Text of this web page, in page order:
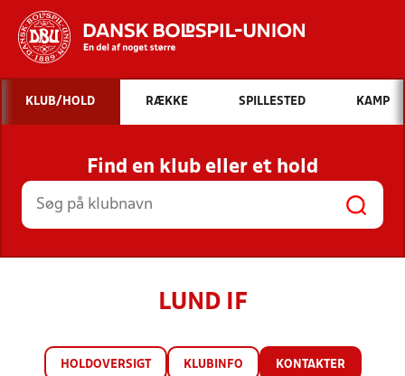
Hvad vil du søge efter?
INDHOLD OG NYHEDER
STILLINGER, RESULTATER, KLUBBER OG
HOLD
KLUB/HOLD RÆKKE SPILLESTED KAMP
Find en klub eller et hold
LUND IF
HOLDOVERSIGT KLUBINFO KONTAKTER